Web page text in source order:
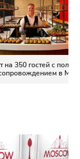
на 350 гостей с
в